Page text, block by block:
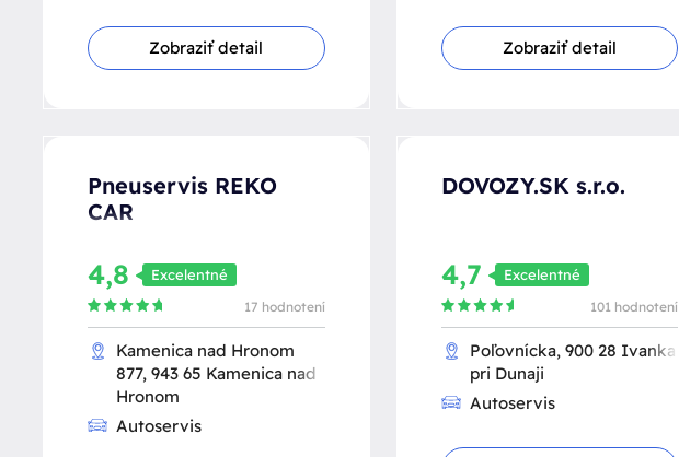
Zobraziť detail Zobraziť detail
Pneuservis REKO
CAR
4,8 Excelentné
17 hodnotení
Kamenica nad Hronom
877, 943 65 Kamenica nad
Hronom
Autoservis
DOVOZY.SK s.r.o.
4,7 Excelentné
101 hodnotení
Poľovnícka, 900 28 Ivanka
pri Dunaji
Autoservis